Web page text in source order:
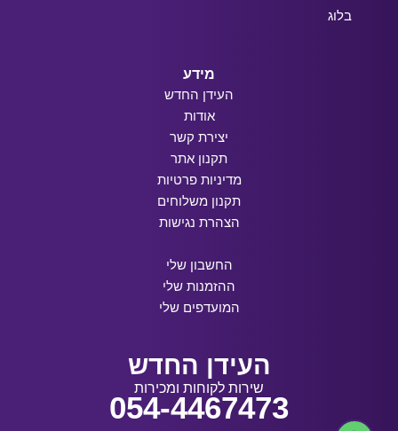
בלוג
מידע
העידן החדש
אודות
יצירת קשר
תקנון אתר
מדיניות פרטיות
תקנון משלוחים
הצהרת נגישות
החשבון שלי
ההזמנות שלי
המועדפים שלי
העידן החדש
שירות לקוחות ומכירות
054-4467473